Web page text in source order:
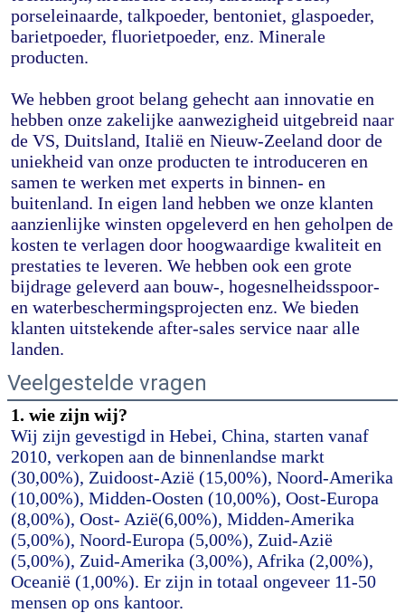
porseleinaarde, talkpoeder, bentoniet, glaspoeder,
barietpoeder, fluorietpoeder, enz. Minerale
producten.
We hebben groot belang gehecht aan innovatie en
hebben onze zakelijke aanwezigheid uitgebreid naar
de VS, Duitsland, Italië en Nieuw-Zeeland door de
uniekheid van onze producten te introduceren en
samen te werken met experts in binnen- en
buitenland. In eigen land hebben we onze klanten
aanzienlijke winsten opgeleverd en hen geholpen de
kosten te verlagen door hoogwaardige kwaliteit en
prestaties te leveren. We hebben ook een grote
bijdrage geleverd aan bouw-, hogesnelheidsspoor-
en waterbeschermingsprojecten enz. We bieden
klanten uitstekende after-sales service naar alle
landen.
Veelgestelde vragen
1. wie zijn wij?
Wij zijn gevestigd in Hebei, China, starten vanaf
2010, verkopen aan de binnenlandse markt
(30,00%), Zuidoost-Azië (15,00%), Noord-Amerika
(10,00%), Midden-Oosten (10,00%), Oost-Europa
(8,00%), Oost- Azië(6,00%), Midden-Amerika
(5,00%), Noord-Europa (5,00%), Zuid-Azië
(5,00%), Zuid-Amerika (3,00%), Afrika (2,00%),
Oceanië (1,00%). Er zijn in totaal ongeveer 11-50
mensen op ons kantoor.